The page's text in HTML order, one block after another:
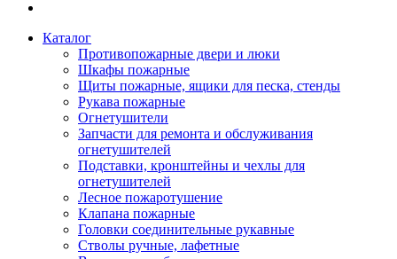
Каталог
Противопожарные двери и люки
Шкафы пожарные
Щиты пожарные, ящики для песка, стенды
Рукава пожарные
Огнетушители
Запчасти для ремонта и обслуживания
огнетушителей
Подставки, кронштейны и чехлы для
огнетушителей
Лесное пожаротушение
Клапана пожарные
Головки соединительные рукавные
Стволы ручные, лафетные